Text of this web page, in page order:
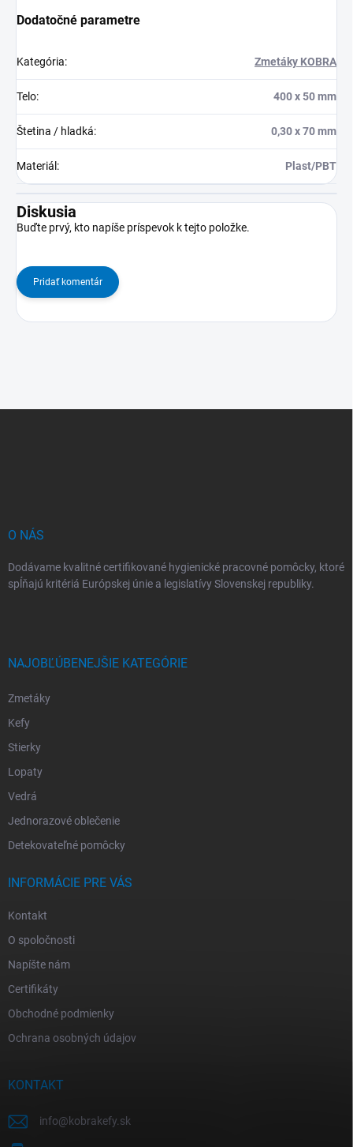
Dodatočné parametre
Kategória: Zmetáky KOBRA
Telo: 400 x 50 mm
Štetina / hladká: 0,30 x 70 mm
Materiál : Plast/PBT
Diskusia
Buďte prvý, kto napíše príspevok k tejto položke.
Pridať komentár
O NÁS
Dodávame kvalitné certifikované hygienické pracovné pomôcky, ktoré
spĺňajú kritériá Európskej únie a legislatívy Slovenskej republiky.
NAJOBĽÚBENEJŠIE KATEGÓRIE
Zmetáky
Kefy
Stierky
Lopaty
Vedrá
Jednorazové oblečenie
Detekovateľné pomôcky
INFORMÁCIE PRE VÁS
Kontakt
O spoločnosti
Napíšte nám
Certifikáty
Obchodné podmienky
Ochrana osobných údajov
KONTAKT
info@kobrakefy.sk